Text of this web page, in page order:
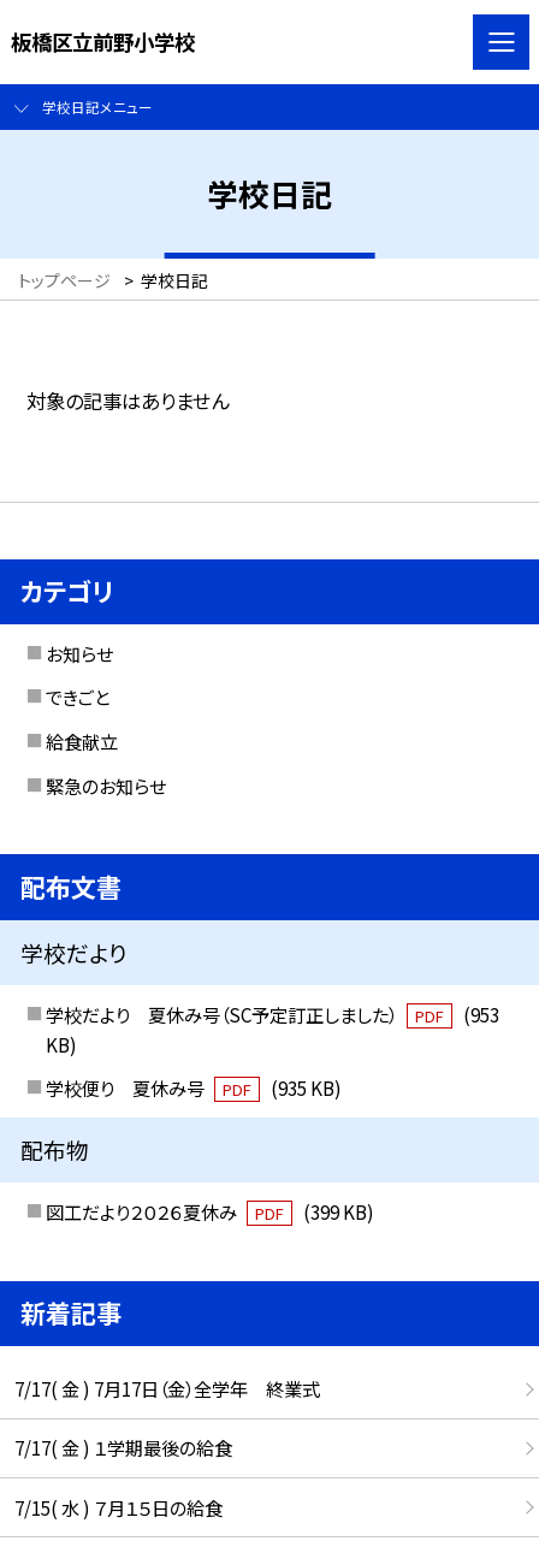
板橋区立前野小学校
学校日記メニュー
学校日記
トップページ > 学校日記
対象の記事はありません
カテゴリ
お知らせ
できごと
給食献立
緊急のお知らせ
配布文書
学校だより
学校だより 夏休み号（SC予定訂正しました） PDF
(953
KB)
学校便り 夏休み号
PDF (935 KB)
配布物
図工だより２０２６夏休み PDF (399 KB)
新着記事
7/17( 金 ) 7月17日（金）全学年 終業式
7/17( 金 ) １学期最後の給食
7/15( 水 ) ７月１５日の給食